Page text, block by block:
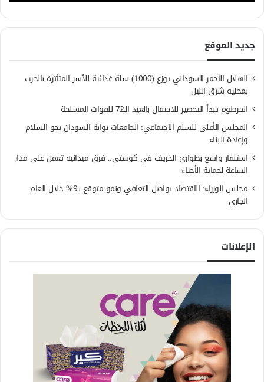
جديد الموقع
الهلال الأحمر السوداني يوزع (1000) سلة غذائية للأسر المتأثرة بالحرب
بمحلية شرق النيل
الخرطوم تبدأ التحضير للاحتفال بالعيد الـ72 للقوات المسلحة
المجلس الأعلى للسلم الاجتماعي: الجامعات بوابة السودان نحو السلام
وإعادة البناء
استنفار واسع بطوارئ الخريف في كوستي.. فرق ميدانية تعمل على مدار
الساعة لحماية الأحياء
مجلس الوزراء: الاقتصاد يواصل التعافي ونمو متوقع بـ9% خلال العام
الجاري
الإعلانات